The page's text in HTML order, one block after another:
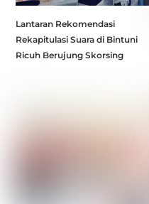
Lantaran Rekomendasi
Rekapitulasi Suara di Bintuni
Ricuh Berujung Skorsing